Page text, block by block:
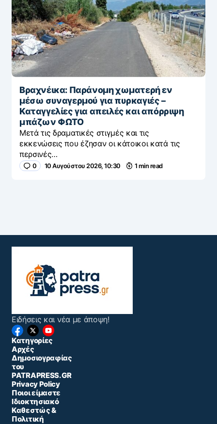
Βραχνέικα: Παράνομη χωματερή εν
μέσω συναγερμού για πυρκαγιές –
Καταγγελίες για απειλές και απόρριψη
μπάζων ΦΩΤΟ
Μετά τις δραματικές στιγμές και τις
εκκενώσεις που έζησαν οι κάτοικοι κατά τις
περσινές…
0 10 Αυγούστου 2026, 10:30 1 min read
Ειδήσεις και νέα με άποψη!
Κατηγορίες
Αρχές
Δημοσιογραφίας
του
PATRAPRESS.GR
Privacy Policy
Ποιοι είμαστε
Ιδιοκτησιακό
Καθεστώς &
Πολιτική